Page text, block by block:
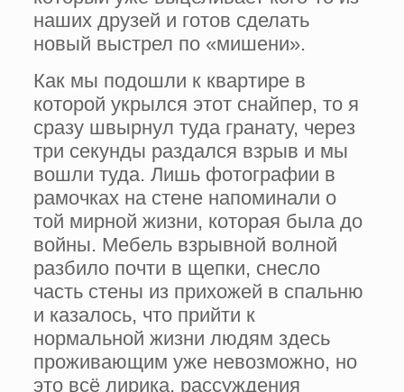
наших друзей и готов сделать
новый выстрел по «мишени».
Как мы подошли к квартире в
которой укрылся этот снайпер, то я
сразу швырнул туда гранату, через
три секунды раздался взрыв и мы
вошли туда. Лишь фотографии в
рамочках на стене напоминали о
той мирной жизни, которая была до
войны. Мебель взрывной волной
разбило почти в щепки, снесло
часть стены из прихожей в спальню
и казалось, что прийти к
нормальной жизни людям здесь
проживающим уже невозможно, но
это всё лирика, рассуждения